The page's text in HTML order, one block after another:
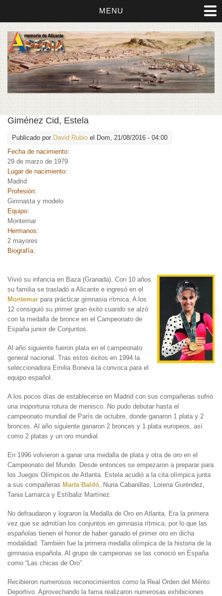
MENU
Giménez Cid, Estela
Publicado por David Rubio el Dom, 21/08/2016 - 04:00
Fecha de nacimiento:
29 de marzo de 1979
Lugar de nacimiento:
Madrid
Profesión:
Gimnasta y modelo
Equipo:
Montemar
Hermanos:
2 mayores
Biografía:
Vivió su infancia en Baza (Granada). Con 10 años
su familia se trasladó a Alicante e ingresó en el
Montemar para prácticar gimnasia rítmica. A los
12 consiguió su primer gran éxito cuando se alzó
con la medalla de bronce en el Campeonato de
España junior de Conjuntos.
Al año siguiente fueron plata en el campeonato
general nacional. Tras estos éxitos en 1994 la
seleccionadora Emilia Boneva la convoca para el
equipo español.
A los pocos días de establecerse en Madrid con sus compañeras sufrió
una inoportuna rotura de menisco. No pudo debutar hasta el
campeonato mundial de París de octubre, donde ganaron 1 plata y 2
bronces. Al año siguiente ganaron 2 bronces y 1 plata europeos, así
como 2 platas y un oro mundial.
En 1996 volvieron a ganar una medalla de plata y otra de oro en el
Campeonato del Mundo. Desde entonces se empezaron a preparar para
los Juegos Olímpicos de Atlanta. Estela acudió a la cita olímpica junta
a sus compañeras Marta Baldó , Nuria Cabanillas, Lorena Guréndez,
Tania Lamarca y Estíbaliz Martínez.
No defraudaron y lograron la Medalla de Oro en Atlanta. Era la primera
vez que se admitían los conjuntos en gimnasia rítmica, por lo que las
españolas tienen el honor de haber ganado el primer oro en dicha
modalidad. También fue la primera medalla olímpica de la historia de la
gimnasia española. Al grupo de campeonas se las conoció en España
como “Las chicas de Oro”.
Recibieron numerosos reconocimientos como la Real Orden del Mérito
Deportivo. Aprovechando la fama realizaron numerosas exhibiciones